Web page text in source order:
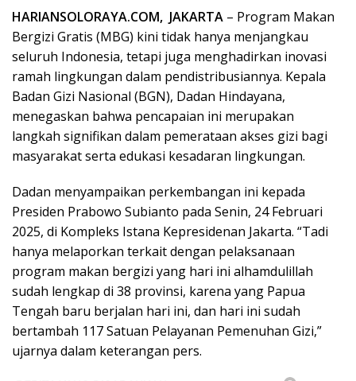
HARIANSOLORAYA.COM, JAKARTA – Program Makan
Bergizi Gratis (MBG) kini tidak hanya menjangkau
seluruh Indonesia, tetapi juga menghadirkan inovasi
ramah lingkungan dalam pendistribusiannya. Kepala
Badan Gizi Nasional (BGN), Dadan Hindayana,
menegaskan bahwa pencapaian ini merupakan
langkah signifikan dalam pemerataan akses gizi bagi
masyarakat serta edukasi kesadaran lingkungan.
Dadan menyampaikan perkembangan ini kepada
Presiden Prabowo Subianto pada Senin, 24 Februari
2025, di Kompleks Istana Kepresidenan Jakarta. “Tadi
hanya melaporkan terkait dengan pelaksanaan
program makan bergizi yang hari ini alhamdulillah
sudah lengkap di 38 provinsi, karena yang Papua
Tengah baru berjalan hari ini, dan hari ini sudah
bertambah 117 Satuan Pelayanan Pemenuhan Gizi,”
ujarnya dalam keterangan pers.